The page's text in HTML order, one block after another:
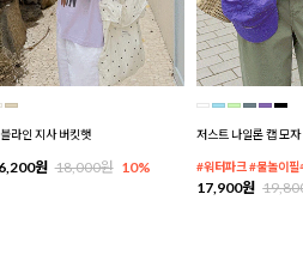
라인 지사 버킷햇
원 18,000원 10%
저스트 나일론 캡 모자
#워터파크 #물놀이필
17,900원